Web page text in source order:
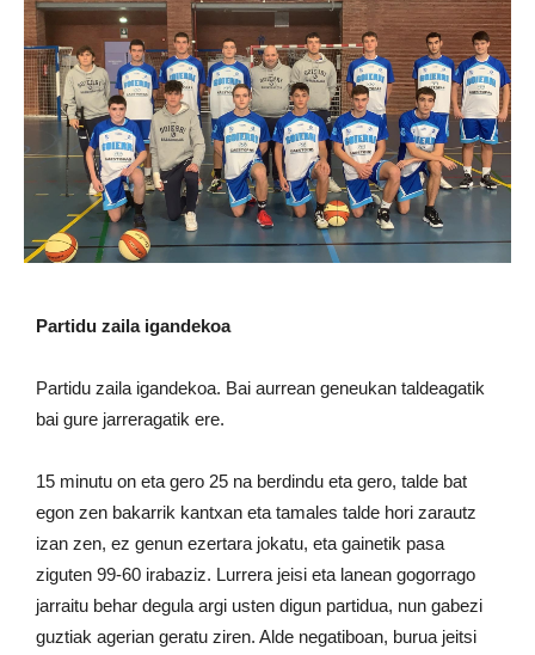
Partidu zaila igandekoa
Partidu zaila igandekoa. Bai aurrean geneukan taldeagatik
bai gure jarreragatik ere.
15 minutu on eta gero 25 na berdindu eta gero, talde bat
egon zen bakarrik kantxan eta tamales talde hori zarautz
izan zen, ez genun ezertara jokatu, eta gainetik pasa
ziguten 99-60 irabaziz. Lurrera jeisi eta lanean gogorrago
jarraitu behar degula argi usten digun partidua, nun gabezi
guztiak agerian geratu ziren. Alde negatiboan, burua jeitsi